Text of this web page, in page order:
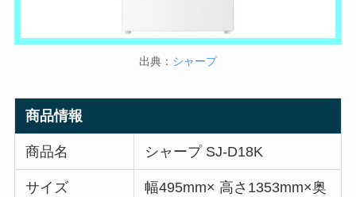
出典： シャープ
商品情報
商品名 シャープ SJ-D18K
サイズ
幅495mm× 高さ1353mm×奥